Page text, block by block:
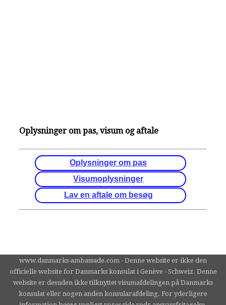
Oplysninger om pas, visum og aftale
Oplysninger om pas
Visumoplysninger
Lav en aftale om besøg
www.danmarks-ambassade.com - Denne website er ikke den
officielle website for Danmarks konsulat i Genève - Schweiz. Denne
website er desuden ikke tilknyttet visumafdelingen på Danmarks
konsulat eller nogen anden konsularafdeling. For yderligere